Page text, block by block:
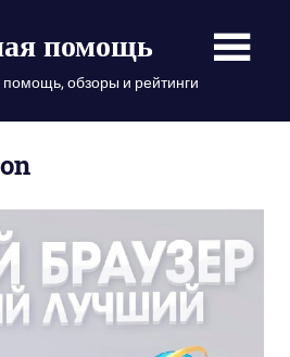
помощь
обзоры и рейтинги